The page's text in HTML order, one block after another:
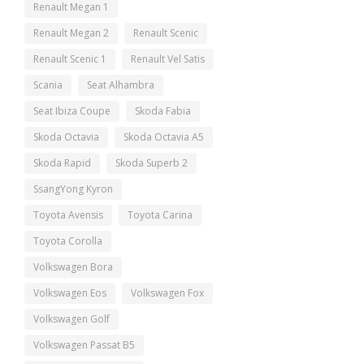
Renault Megan 1
Renault Megan 2
Renault Scenic
Renault Scenic 1
Renault Vel Satis
Scania
Seat Alhambra
Seat Ibiza Coupe
Skoda Fabia
Skoda Octavia
Skoda Octavia A5
Skoda Rapid
Skoda Superb 2
SsangYong Kyron
Toyota Avensis
Toyota Carina
Toyota Corolla
Volkswagen Bora
Volkswagen Eos
Volkswagen Fox
Volkswagen Golf
Volkswagen Passat B5